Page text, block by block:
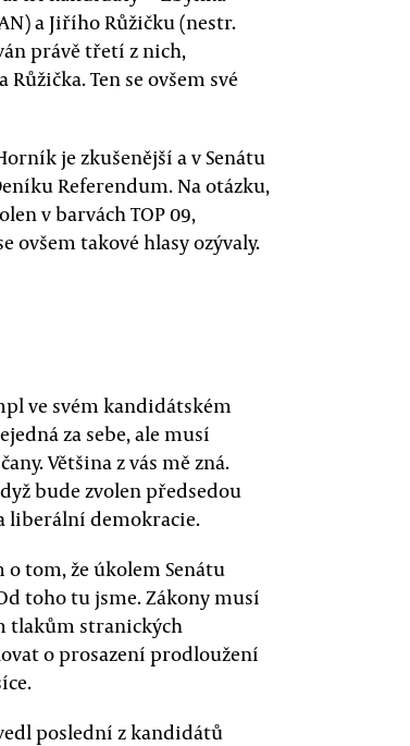
a Jiřího Růžičku (nestr.
právě třetí z nich,
Ten se ovšem své
je zkušenější a v Senátu
Referendum. Na otázku,
v barvách TOP 09,
ovšem takové hlasy ozývaly.
ve svém kandidátském
za sebe, ale musí
Většina z vás mě zná.
bude zvolen předsedou
liberální demokracie.
tom, že úkolem Senátu
toho tu jsme. Zákony musí
tlakům stranických
o prosazení prodloužení
poslední z kandidátů